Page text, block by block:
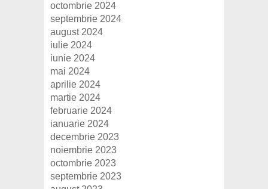
octombrie 2024
septembrie 2024
august 2024
iulie 2024
iunie 2024
mai 2024
aprilie 2024
martie 2024
februarie 2024
ianuarie 2024
decembrie 2023
noiembrie 2023
octombrie 2023
septembrie 2023